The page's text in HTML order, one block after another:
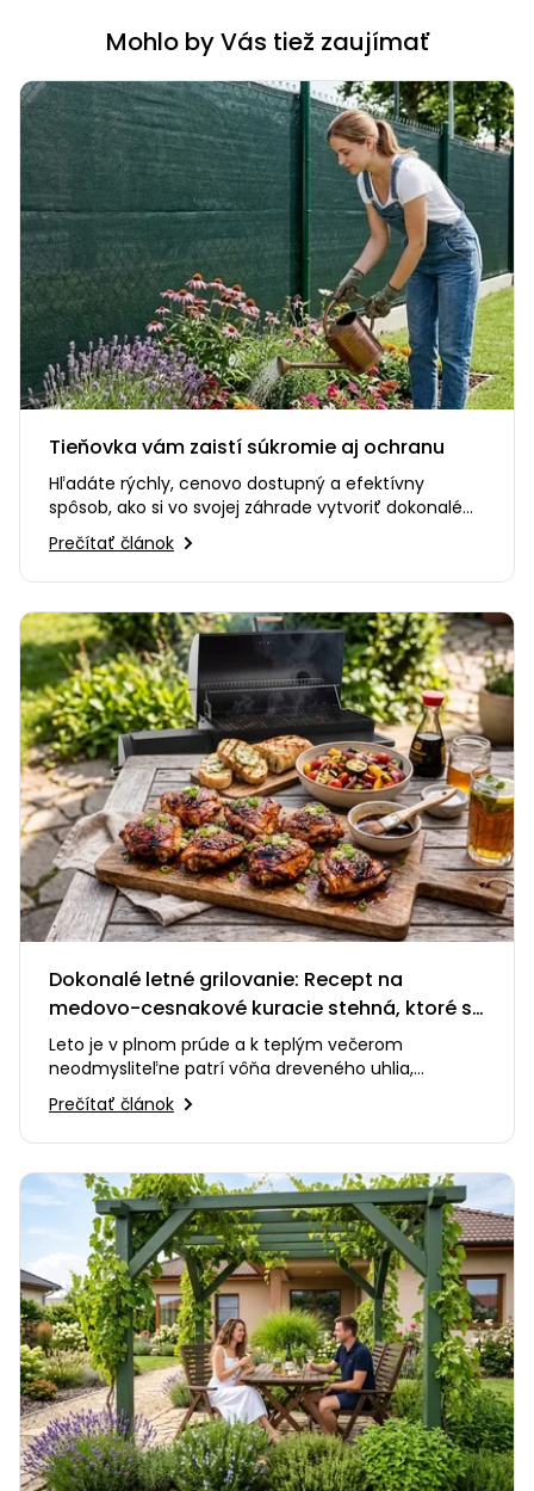
Mohlo by Vás tiež zaujímať
Tieňovka vám zaistí súkromie aj ochranu
Hľadáte rýchly, cenovo dostupný a efektívny
spôsob, ako si vo svojej záhrade vytvoriť dokonalé
súkromie? Alebo…
Prečítať článok
Dokonalé letné grilovanie: Recept na
medovo-cesnakové kuracie stehná, ktoré si
zamilujete
Leto je v plnom prúde a k teplým večerom
neodmysliteľne patrí vôňa dreveného uhlia,
praskanie ohňa a smiech s priateľmi…
Prečítať článok